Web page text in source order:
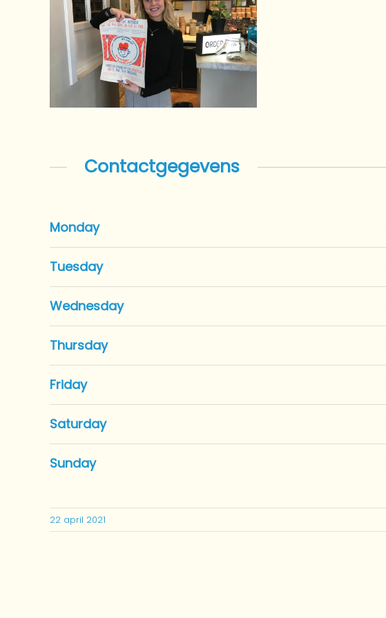
Contactgegevens
Monday
Tuesday
Wednesday
Thursday
Friday
Saturday
Sunday
22 april 2021